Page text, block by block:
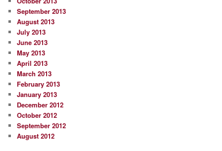
September 2013
August 2013
July 2013
June 2013
May 2013
April 2013
March 2013
February 2013
January 2013
December 2012
October 2012
September 2012
August 2012